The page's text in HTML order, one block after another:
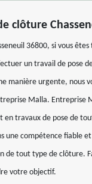
clôture
36800, si vous
un travail de pose
manière urgente, nous
Malla. Entreprise
en travaux de pose de
une compétence fiable
de tout type de clôture.
votre objectif.